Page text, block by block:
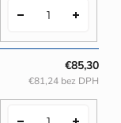
€85,30
€81,24 bez DPH